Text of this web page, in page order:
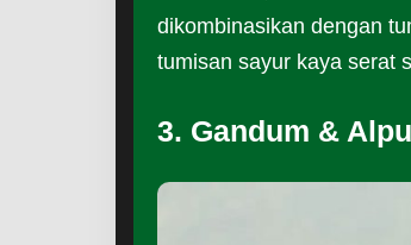
dikombinasikan dengan
tumisan sayur kaya serat
3. Gandum &